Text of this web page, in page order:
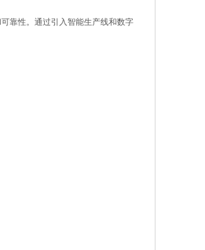
靠性。通过引入智能生产线和数字